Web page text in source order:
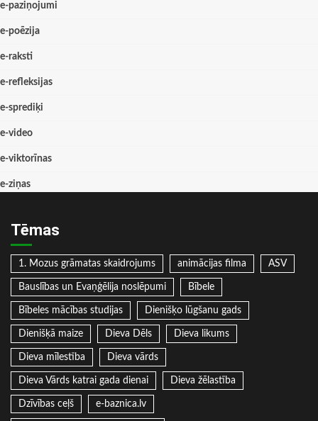
e-paziņojumi
e-poēzija
e-raksti
e-refleksijas
e-sprediķi
e-video
e-viktorīnas
e-ziņas
Tēmas
1. Mozus grāmatas skaidrojums animācijas filma ASV
Bauslības un Evaņģēlija noslēpumi Bībele
Bībeles mācības studijas Dienišķo lūgšanu gads
Dienišķā maize Dieva Dēls Dieva likums
Dieva mīlestība Dieva vārds
Dieva Vārds katrai gada dienai Dieva žēlastība
Dzīvības ceļš e-baznica.lv